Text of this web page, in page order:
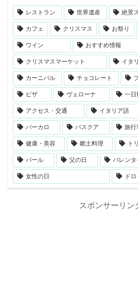
レストラン 世界遺産 絶景
カフェ クリスマス お祭り
ワイン おすすめ情報
クリスマスマーケット イタ
カーニバル チョコレート
ピザ ヴェローナ 一日
アクセス・交通 イタリア語
バーカロ パスクア 旅行
健康・美容 郷土料理 ト
バール 父の日 バレンタ
女性の日 ド
スポンサーリン